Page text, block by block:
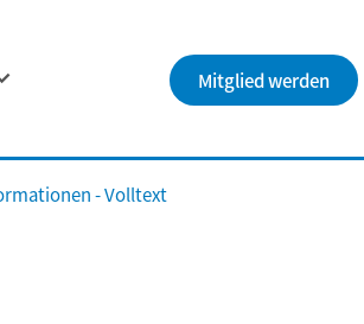
Mitglied werden
- Volltext